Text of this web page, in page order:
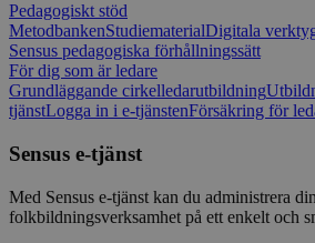
Pedagogiskt stöd
MetodbankenStudiematerialDigitala
Sensus pedagogiska förhållningssätt
För dig som är ledare
Grundläggande cirkelledarutbildning
tjänstLogga in i e-tjänstenFörsäkring för
Sensus e-tjänst
Med Sensus e-tjänst kan du administrera din
folkbildningsverksamhet på ett enkelt och